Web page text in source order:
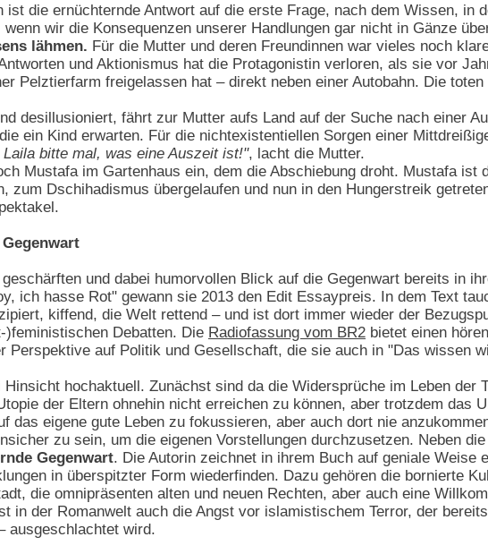
ist die ernüchternde Antwort auf die erste Frage, nach dem Wissen, in
wir die Konsequenzen unserer Handlungen gar nicht in Gänze
lähmen. Für die Mutter und deren Freundinnen war vieles noch
und Aktionismus hat die Protagonistin verloren, als sie vor
Pelztierfarm freigelassen hat – direkt neben einer Autobahn. Die
desillusioniert, fährt zur Mutter aufs Land auf der Suche nach einer
ein Kind erwarten. Für die nichtexistentiellen Sorgen einer
bitte mal, was eine Auszeit ist!", lacht die Mutter.
Mustafa im Gartenhaus ein, dem die Abschiebung droht. Mustafa ist
zum Dschihadismus übergelaufen und nun in den Hungerstreik
und dabei humorvollen Blick auf die Gegenwart bereits in
ich hasse Rot" gewann sie 2013 den Edit Essaypreis. In dem Text
kiffend, die Welt rettend – und ist dort immer wieder der
Debatten. Die Radiofassung vom BR2 bietet einen
Perspektive auf Politik und Gesellschaft, die sie auch in "Das wissen
hochaktuell. Zunächst sind da die Widersprüche im Leben der
der Eltern ohnehin nicht erreichen zu können, aber trotzdem das
das eigene gute Leben zu fokussieren, aber auch dort nie
zu sein, um die eigenen Vorstellungen durchzusetzen. Neben
Gegenwart. Die Autorin zeichnet in ihrem Buch auf geniale
in überspitzter Form wiederfinden. Dazu gehören die bornierte
die omnipräsenten alten und neuen Rechten, aber auch eine
in der Romanwelt auch die Angst vor islamistischem Terror, der
ausgeschlachtet wird.